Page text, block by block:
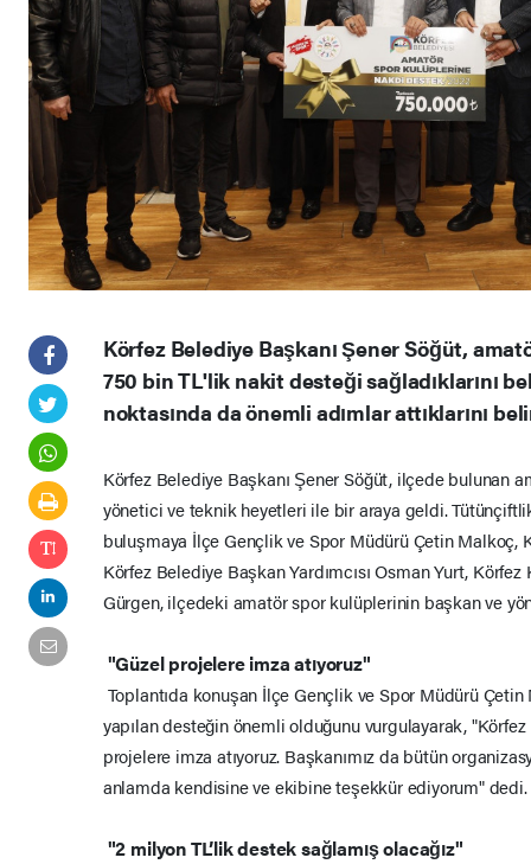
Körfez Belediye Başkanı Şener Söğüt,
750 bin TL'lik nakit desteği sağladıklarını
noktasında da önemli adımlar attıklarını
Körfez Belediye Başkanı Şener Söğüt, ilçede bulunan
yönetici ve teknik heyetleri ile bir araya geldi.
buluşmaya İlçe Gençlik ve Spor Müdürü Çetin Malkoç,
Körfez Belediye Başkan Yardımcısı Osman Yurt,
Gürgen, ilçedeki amatör spor kulüplerinin başkan ve
"Güzel projelere imza atıyoruz"
Toplantıda konuşan İlçe Gençlik ve Spor Müdürü
yapılan desteğin önemli olduğunu vurgulayarak,
projelere imza atıyoruz. Başkanımız da bütün
anlamda kendisine ve ekibine teşekkür ediyorum" dedi.
"2 milyon TL’lik destek sağlamış olacağız"